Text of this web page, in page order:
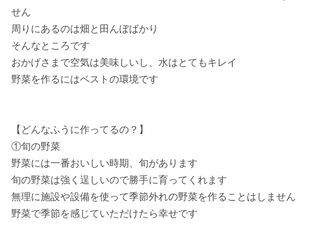
せん
周りにあるのは畑と田んぼばかり
そんなところです
おかげさまで空気は美味しいし、水はとてもキレイ
野菜を作るにはベストの環境です
【どんなふうに作ってるの？】
①旬の野菜
野菜には一番おいしい時期、旬があります
旬の野菜は強く逞しいので勝手に育ってくれます
無理に施設や設備を使って季節外れの野菜を作ることはしません
野菜で季節を感じていただけたら幸せです